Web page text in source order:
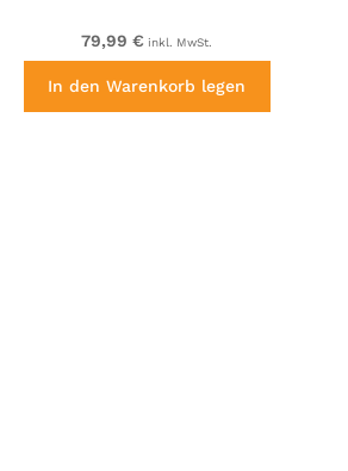
79,99 € inkl. MwSt.
In den Warenkorb legen